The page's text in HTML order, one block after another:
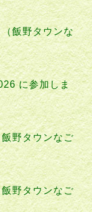
飯野タウンな
に参加しま
野タウンなご
野タウンなご